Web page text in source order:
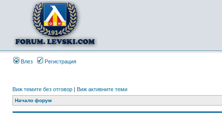
Влез Регистрация
Виж темите без отговор | Виж активните теми
Начало форум